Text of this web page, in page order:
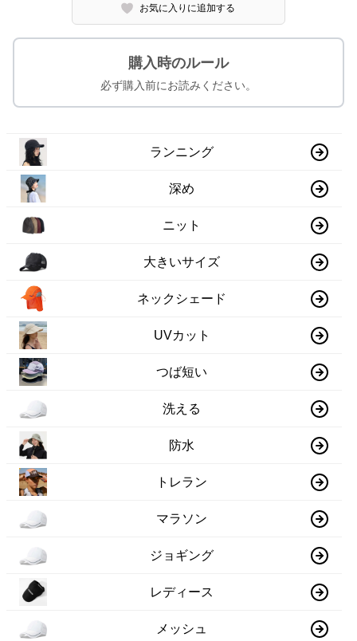
お気に入りに追加する
購入時のルール
必ず購入前にお読みください。
ランニング
深め
ニット
大きいサイズ
ネックシェード
UVカット
つば短い
洗える
防水
トレラン
マラソン
ジョギング
レディース
メッシュ